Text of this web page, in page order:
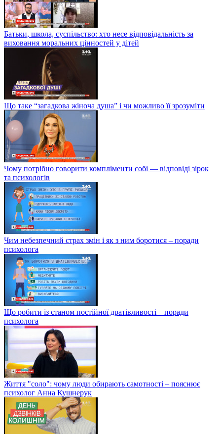
Батьки, школа, суспільство: хто несе відповідальність за
виховання моральних цінностей у дітей
Що таке “загадкова жіноча душа” і чи можливо її зрозуміти
Чому потрібно говорити компліменти собі — відповіді зірок
та психологів
Чим небезпечний страх змін і як з ним боротися – поради
психолога
Що робити із станом постійної дратівливості – поради
психолога
Життя "соло": чому люди обирають самотності – пояснює
психолог Анна Кушнерук